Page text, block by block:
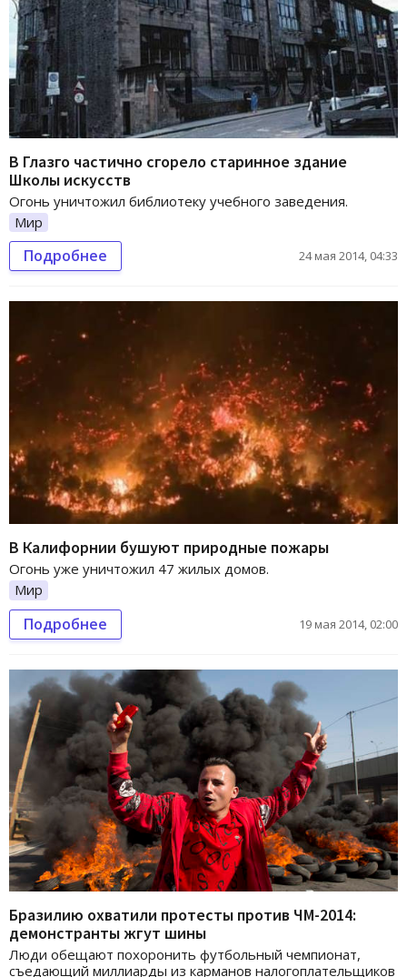
В Глазго частично сгорело старинное здание
Школы искусств
Огонь уничтожил библиотеку учебного заведения.
Мир
Подробнее 24 мая 2014, 04:33
В Калифорнии бушуют природные пожары
Огонь уже уничтожил 47 жилых домов.
Мир
Подробнее 19 мая 2014, 02:00
Бразилию охватили протесты против ЧМ-2014:
демонстранты жгут шины
Люди обещают похоронить футбольный чемпионат,
съедающий миллиарды из карманов налогоплательщиков